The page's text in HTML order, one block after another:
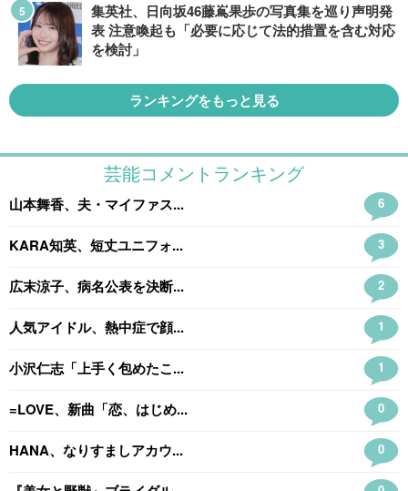
集英社、日向坂46藤嶌果歩の写真集を巡り声明発
表 注意喚起も「必要に応じて法的措置を含む対応
を検討」
ランキングをもっと見る